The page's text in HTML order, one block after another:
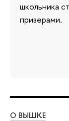
школьника
призерами.
О ВЫШКЕ